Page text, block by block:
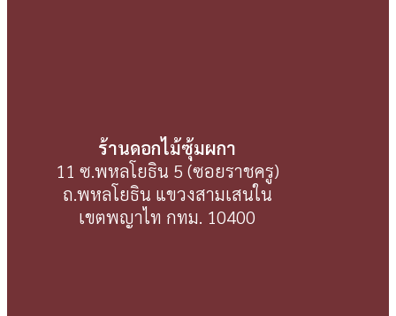
ร้านดอกไม้ซุ้มผกา
11 ซ.พหลโยธิน 5 (ซอยราชครู)
ถ.พหลโยธิน แขวงสามเสนใน
เขตพญาไท กทม. 10400